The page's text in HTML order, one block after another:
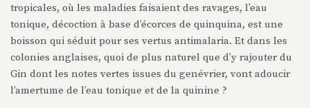
tropicales, où les maladies faisaient des ravages, l’eau
tonique, décoction à base d’écorces de quinquina, est une
boisson qui séduit pour ses vertus antimalaria. Et dans les
colonies anglaises, quoi de plus naturel que d’y rajouter du
Gin dont les notes vertes issues du genévrier, vont adoucir
l’amertume de l’eau tonique et de la quinine ?